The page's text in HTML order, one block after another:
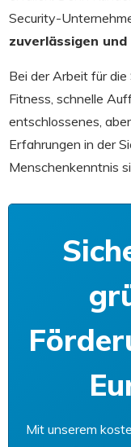
Security-
zuverlässigen
Bei der Arbeit für
Fitness, schnelle
entschlossenes,
Erfahrungen in der
Menschenkenntnis
Mit unserem